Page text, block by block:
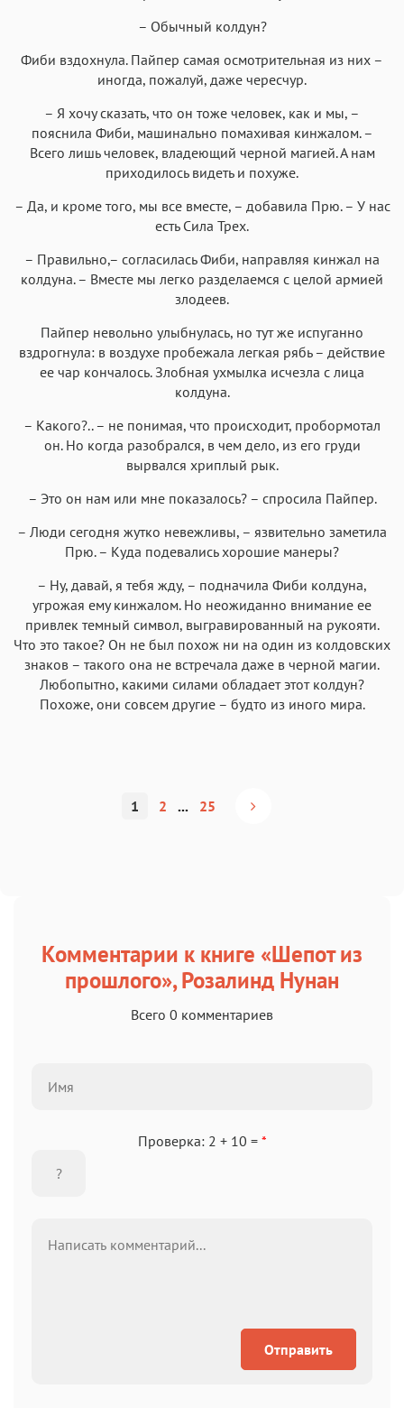
– Обычный колдун?
Фиби вздохнула. Пайпер самая осмотрительная из них –
иногда, пожалуй, даже чересчур.
– Я хочу сказать, что он тоже человек, как и мы, –
пояснила Фиби, машинально помахивая кинжалом. –
Всего лишь человек, владеющий черной магией. А нам
приходилось видеть и похуже.
– Да, и кроме того, мы все вместе, – добавила Прю. – У нас
есть Сила Трех.
– Правильно,– согласилась Фиби, направляя кинжал на
колдуна. – Вместе мы легко разделаемся с целой армией
злодеев.
Пайпер невольно улыбнулась, но тут же испуганно
вздрогнула: в воздухе пробежала легкая рябь – действие
ее чар кончалось. Злобная ухмылка исчезла с лица
колдуна.
– Какого?.. – не понимая, что происходит, пробормотал
он. Но когда разобрался, в чем дело, из его груди
вырвался хриплый рык.
– Это он нам или мне показалось? – спросила Пайпер.
– Люди сегодня жутко невежливы, – язвительно заметила
Прю. – Куда подевались хорошие манеры?
– Ну, давай, я тебя жду, – подначила Фиби колдуна,
угрожая ему кинжалом. Но неожиданно внимание ее
привлек темный символ, выгравированный на рукояти.
Что это такое? Он не был похож ни на один из колдовских
знаков – такого она не встречала даже в черной магии.
Любопытно, какими силами обладает этот колдун?
Похоже, они совсем другие – будто из иного мира.
1 2 ... 25
Комментарии к книге «Шепот из
прошлого», Розалинд Нунан
Всего 0 комментариев
Проверка: 2 + 10 = *
Отправить